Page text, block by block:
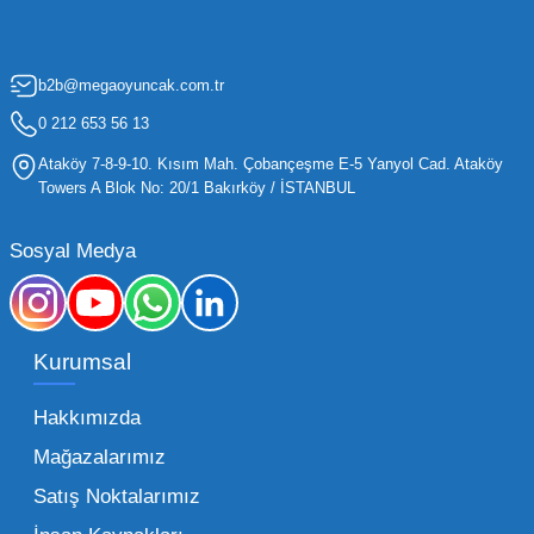
hızla değişen trendlere sahip olduğu için,
işletmelerin stoklarını güncel tutması ve her
yaş grubuna hitap eden ürünleri bünyesinde
barındırması gerekir.
Mega Oyuncak olarak sunduğumuz geniş ürün
yelpazesiyle, işletmenizin ihtiyacı olan tüm
kategorilerde profesyonel çözümler üretiyoruz.
sunduğumuz esnek çözümlerle, her ölçekteki
bayinin rekabet gücünü artırmayı hedefliyoruz.
oyuncak arayışınızda kaliteyi uygun maliyetle
b2b@megaoyuncak.com.tr
0 212 653 56 13
Ataköy 7-8-9-10. Kısım Mah. Çobançeşme E-5 Yanyol Cad. Ataköy
Towers A Blok No: 20/1 Bakırköy / İSTANBUL
Sosyal Medya
Kurumsal
Hakkımızda
Mağazalarımız
Satış Noktalarımız